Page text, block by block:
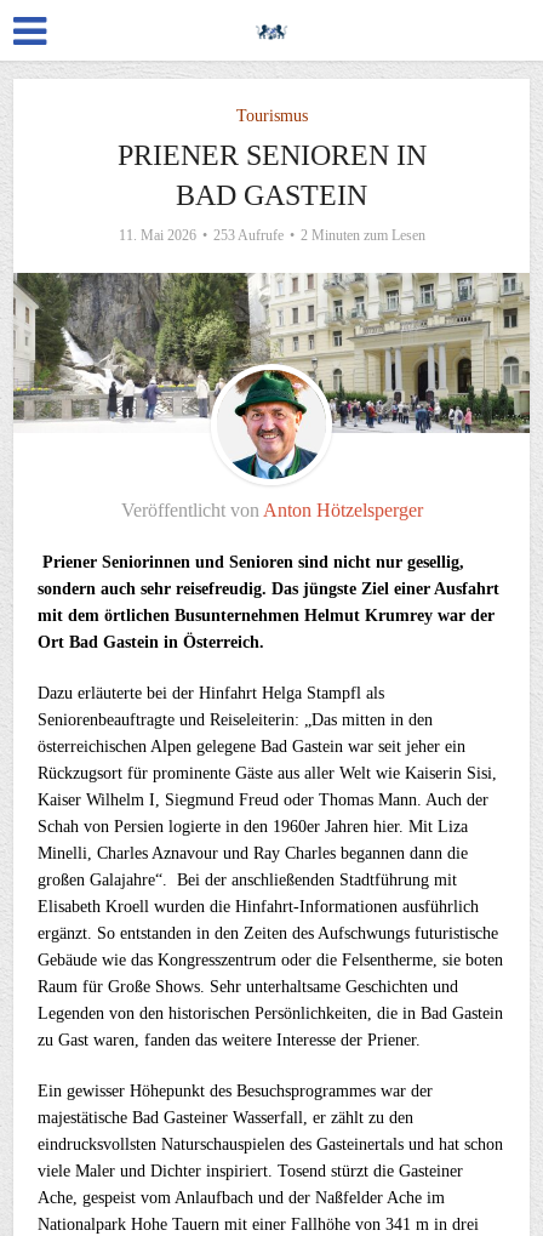
Tourismus
PRIENER SENIOREN IN
BAD GASTEIN
11. Mai 2026 253 Aufrufe 2 Minuten zum Lesen
Veröffentlicht vonAnton Hötzelsperger
Priener Seniorinnen und Senioren sind nicht nur gesellig,
sondern auch sehr reisefreudig. Das jüngste Ziel einer Ausfahrt
mit dem örtlichen Busunternehmen Helmut Krumrey war der
Ort Bad Gastein in Österreich.
Dazu erläuterte bei der Hinfahrt Helga Stampfl als
Seniorenbeauftragte und Reiseleiterin: „Das mitten in den
österreichischen Alpen gelegene Bad Gastein war seit jeher ein
Rückzugsort für prominente Gäste aus aller Welt wie Kaiserin Sisi,
Kaiser Wilhelm I, Siegmund Freud oder Thomas Mann. Auch der
Schah von Persien logierte in den 1960er Jahren hier. Mit Liza
Minelli, Charles Aznavour und Ray Charles begannen dann die
großen Galajahre“. Bei der anschließenden Stadtführung mit
Elisabeth Kroell wurden die Hinfahrt-Informationen ausführlich
ergänzt. So entstanden in den Zeiten des Aufschwungs futuristische
Gebäude wie das Kongresszentrum oder die Felsentherme, sie boten
Raum für Große Shows. Sehr unterhaltsame Geschichten und
Legenden von den historischen Persönlichkeiten, die in Bad Gastein
zu Gast waren, fanden das weitere Interesse der Priener.
Ein gewisser Höhepunkt des Besuchsprogrammes war der
majestätische Bad Gasteiner Wasserfall, er zählt zu den
eindrucksvollsten Naturschauspielen des Gasteinertals und hat schon
viele Maler und Dichter inspiriert. Tosend stürzt die Gasteiner
Ache, gespeist vom Anlaufbach und der Naßfelder Ache im
Nationalpark Hohe Tauern mit einer Fallhöhe von 341 m in drei